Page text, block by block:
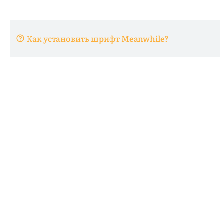
Как установить шрифт Meanwhile?